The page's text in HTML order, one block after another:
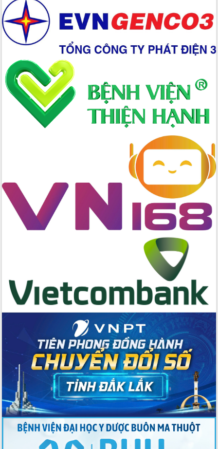
Phó Chủ tịch Thường trực UBND tỉnh
Hồ Thị Nguyên Thảo làm việc tại Trung
tâm Phục vụ hành chính công xã Ea
Phê
Xây dựng nền hành chính số đồng
hành cùng nông dân dân, doanh nghiệp
Giai đoạn 2026-2030, Đắk Lắk phấn
đấu có 77% xã đạt chuẩn nông thôn
mới
Chuyển đổi số 'mở đường' cho nông
nghiệp Đắk Lắk tăng trưởng bứt phá
Triển khai đồng bộ đo đạc, lập hồ sơ
Đắk Lắk nâng cao hiệu quả công tác
Đảng từ Sổ tay đảng viên điện tử
Đắk Lắk đẩy mạnh nuôi biển công
nghệ, hướng tới phát triển thủy sản
bền vững
Quyền của người tiêu dùng Việt Nam
2026
Đẩy mạnh cải cách hành chính, quyết
tâm đạt được mục tiêu tăng trưởng
Tổ chức trang trọng Lễ hội Đền thờ
Lương Văn Chánh năm 2026
Phó Bí thư Tỉnh ủy Đắk Lắk Đỗ Hữu
Huy giữ chức Bí thư Đảng ủy Ủy Ban
Nhân dân tỉnh
Bệnh án điện tử thúc đẩy chuyển đổi
số y tế tại Đắk Lắk
Chuyển đổi số thư viện: Mở rộng
không gian tri thức trong thời đại số
Đánh giá, rút kinh nghiệm công tác tổ
chức diễn tập trước ngày bầu cử